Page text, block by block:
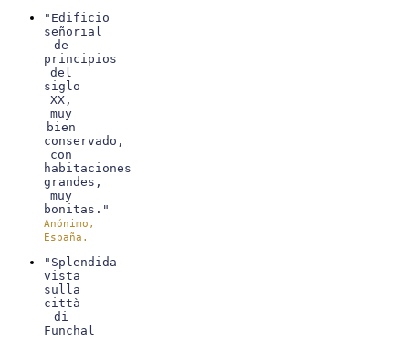
"Edificio
señorial
de
principios
del
siglo
XX,
muy
bien
conservado,
con
habitaciones
grandes,
muy
bonitas."
Anónimo,
España.
"Splendida
vista
sulla
città
di
Funchal